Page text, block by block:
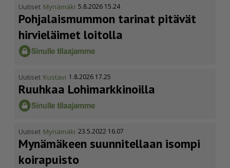
Uutiset Mynämäki 5.8.2026 15.24
Pohja­lais­mummon tarinat pitävät
hirvieläimet loitolla
Uutiset Kustavi 1.8.2026 17.25
Ruuhkaa Lohimark­ki­noilla
Uutiset Mynämäki 23.5.2022 16.07
Mynämäkeen suunnitellaan isompi
koirapuisto